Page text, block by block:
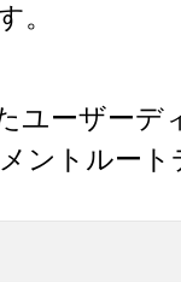
。
ユーザーデ
ントルー